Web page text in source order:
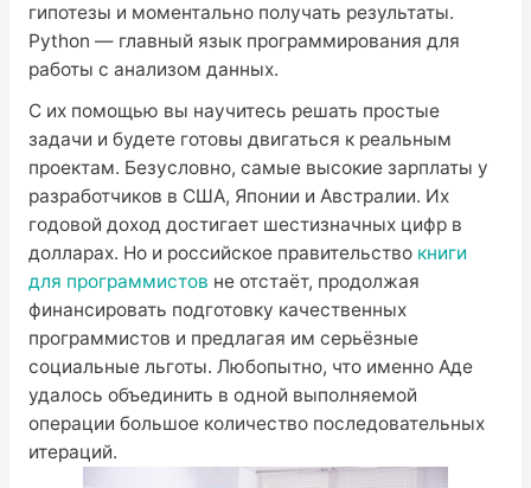
гипотезы и моментально получать результаты.
Python — главный язык программирования для
работы с анализом данных.
С их помощью вы научитесь решать простые
задачи и будете готовы двигаться к реальным
проектам. Безусловно, самые высокие зарплаты у
разработчиков в США, Японии и Австралии. Их
годовой доход достигает шестизначных цифр в
долларах. Но и российское правительство книги
для программистов не отстаёт, продолжая
финансировать подготовку качественных
программистов и предлагая им серьёзные
социальные льготы. Любопытно, что именно Аде
удалось объединить в одной выполняемой
операции большое количество последовательных
итераций.